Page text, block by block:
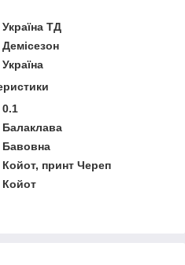
Україна ТД
Демісезон
Україна
0.1
Балаклава
Бавовна
Койот, принт Череп
Койот